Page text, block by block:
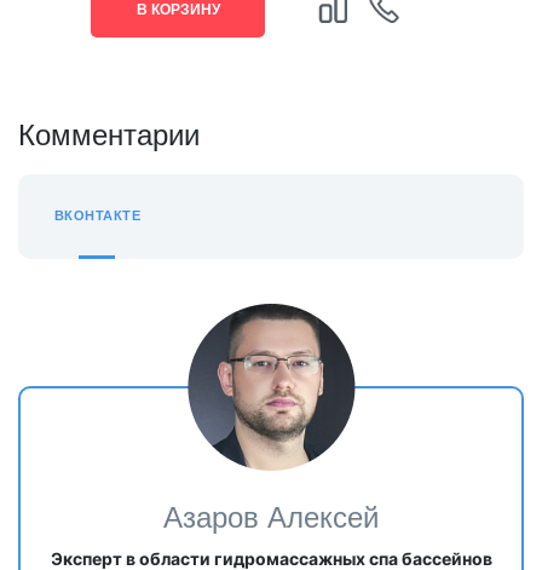
В КОРЗИНУ
Комментарии
ВКОНТАКТЕ
Азаров Алексей
Эксперт в области гидромассажных спа бассейнов